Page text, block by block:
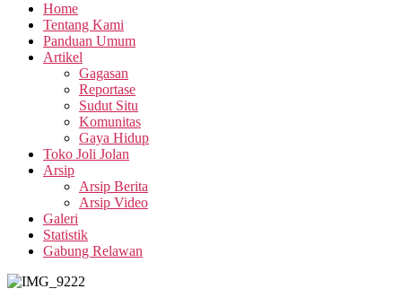
Home
Tentang Kami
Panduan Umum
Artikel
Gagasan
Reportase
Sudut Situ
Komunitas
Gaya Hidup
Toko Joli Jolan
Arsip
Arsip Berita
Arsip Video
Galeri
Statistik
Gabung Relawan